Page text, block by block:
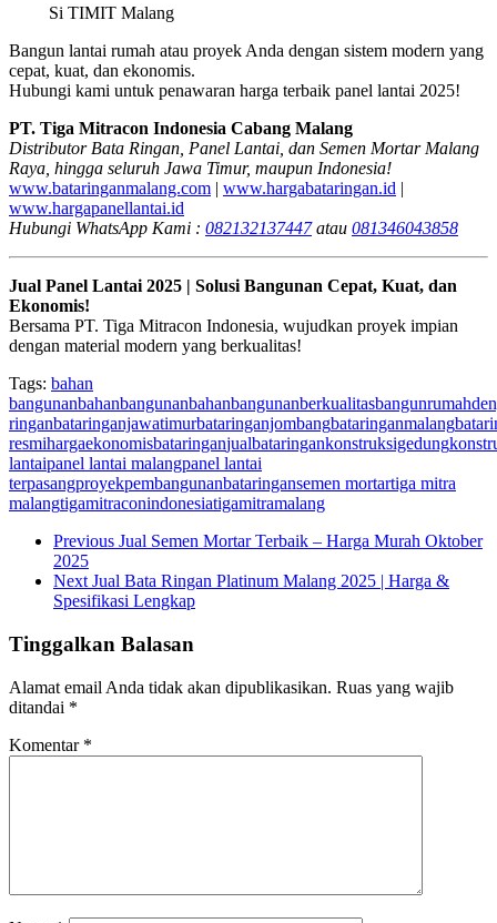
Si TIMIT Malang
Bangun lantai rumah atau proyek Anda dengan sistem modern yang
cepat, kuat, dan ekonomis.
Hubungi kami untuk penawaran harga terbaik panel lantai 2025!
PT. Tiga Mitracon Indonesia Cabang Malang
Distributor Bata Ringan, Panel Lantai, dan Semen Mortar Malang
Raya, hingga seluruh Jawa Timur, maupun Indonesia!
www.bataringanmalang.com | www.hargabataringan.id |
www.hargapanellantai.id
Hubungi WhatsApp Kami : 082132137447atau 081346043858
Jual Panel Lantai 2025 | Solusi Bangunan Cepat, Kuat, dan
Ekonomis!
Bersama PT. Tiga Mitracon Indonesia, wujudkan proyek impian
dengan material modern yang berkualitas!
Tags: bahan
bangunanbahanbangunanbahanbangunanberkualitas
ringanbataringanjawatimurbataringanjombangbataringanmalang
resmihargaekonomisbataringanjualbataringankonstruksigedung
lantaipanel lantai malangpanel lantai
terpasangproyekpembangunanbataringansemen mortartiga mitra
malangtigamitraconindonesiatigamitramalang
Previous Jual Semen Mortar Terbaik – Harga Murah Oktober
2025
Next Jual Bata Ringan Platinum Malang 2025 | Harga &
Spesifikasi Lengkap
Tinggalkan Balasan
Alamat email Anda tidak akan dipublikasikan. Ruas yang wajib
ditandai *
Komentar *